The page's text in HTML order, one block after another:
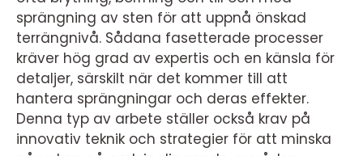
sprängning av sten för att uppnå önskad
terrängnivå. Sådana fasetterade processer
kräver hög grad av expertis och en känsla för
detaljer, särskilt när det kommer till att
hantera sprängningar och deras effekter.
Denna typ av arbete ställer också krav på
innovativ teknik och strategier för att minska